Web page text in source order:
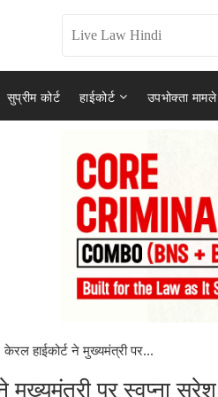
सुप्रीम कोर्ट हाईकोर्ट उपभोक्ता मामले
केरल हाईकोर्ट ने मुख्यमंत्री पर...
मुख्यमंत्री पर स्वप्ना